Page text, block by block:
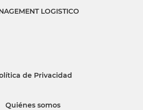
LOGISTICO
de Privacidad
Quiénes somos